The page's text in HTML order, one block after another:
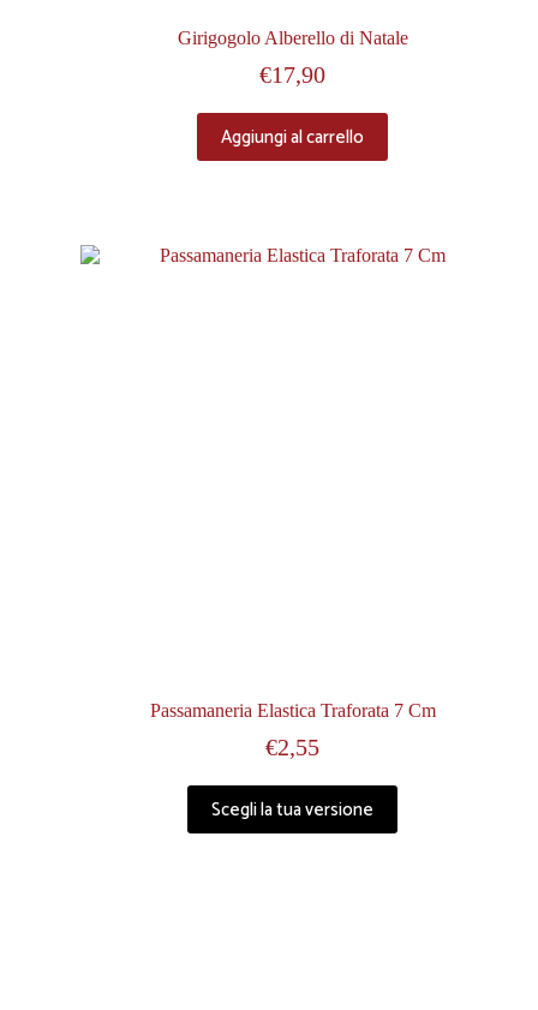
Girigogolo Alberello di Natale
€17,90
Aggiungi al carrello
Passamaneria Elastica Traforata 7 Cm
€2,55
Scegli la tua versione